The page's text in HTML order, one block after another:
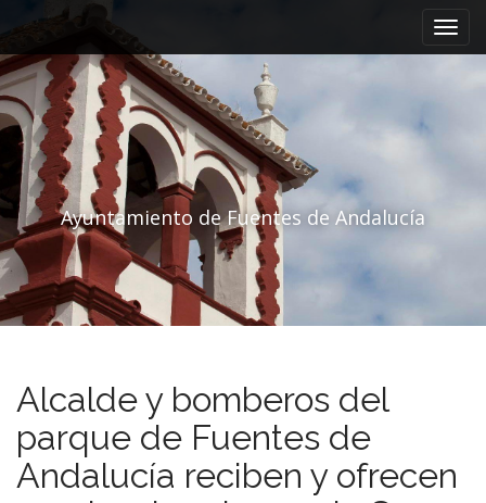
Menú principal
Saltar al contenido
Ayuntamiento de Fuentes de Andalucía
Alcalde y bomberos del
parque de Fuentes de
Andalucía reciben y ofrecen